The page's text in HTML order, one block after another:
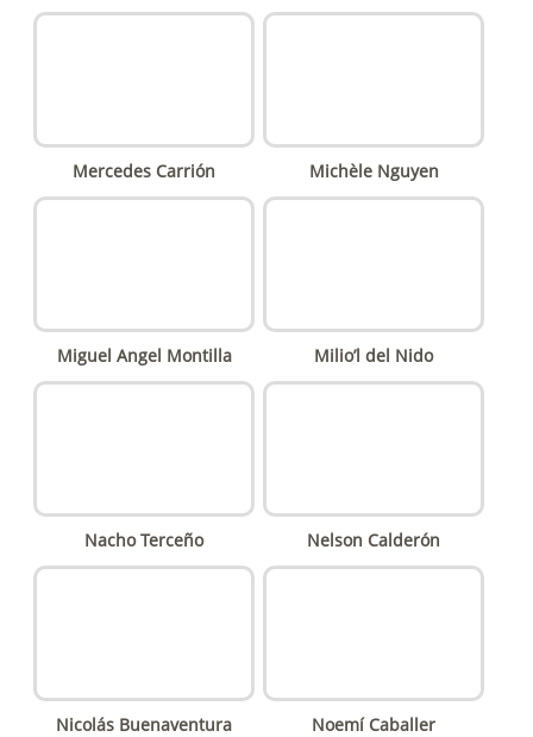
Mercedes Carrión Michèle Nguyen
Miguel Angel Montilla Milio’l del Nido
Nacho Terceño Nelson Calderón
Nicolás Buenaventura Noemí Caballer